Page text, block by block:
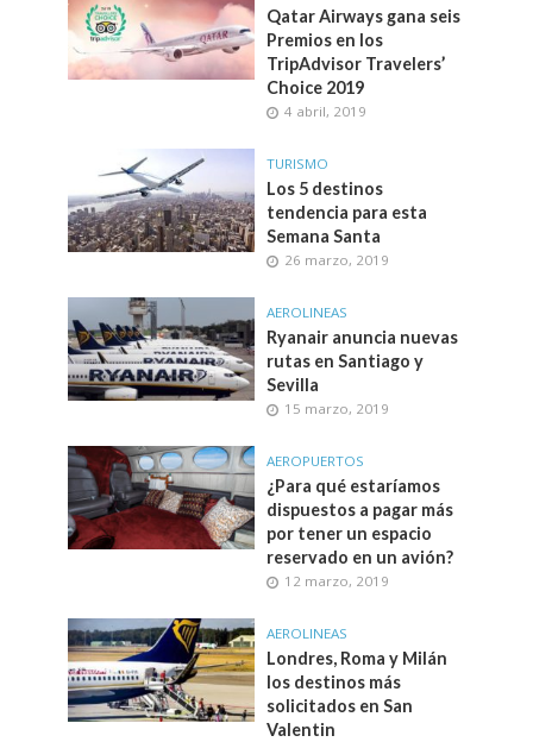
Qatar Airways gana seis
Premios en los
TripAdvisor Travelers’
Choice 2019
4 abril, 2019
TURISMO
Los 5 destinos
tendencia para esta
Semana Santa
26 marzo, 2019
AEROLINEAS
Ryanair anuncia nuevas
rutas en Santiago y
Sevilla
15 marzo, 2019
AEROPUERTOS
¿Para qué estaríamos
dispuestos a pagar más
por tener un espacio
reservado en un avión?
12 marzo, 2019
AEROLINEAS
Londres, Roma y Milán
los destinos más
solicitados en San
Valentin